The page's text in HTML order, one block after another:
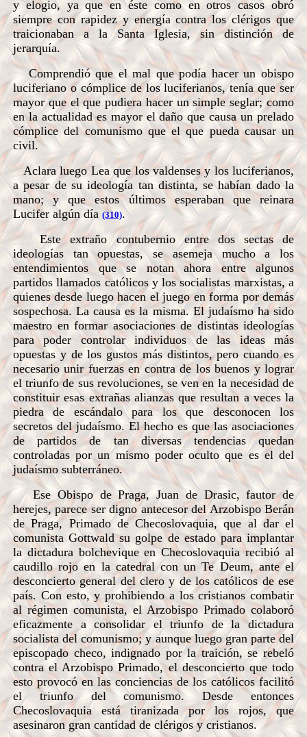
y elogio, ya que en éste como en otros casos obró
siempre con rapidez y energía contra los clérigos que
traicionaban a la Santa Iglesia, sin distinción de
jerarquía.
Comprendió que el mal que podía hacer un obispo
luciferiano o cómplice de los luciferianos, tenía que ser
mayor que el que pudiera hacer un simple seglar; como
en la actualidad es mayor el daño que causa un prelado
cómplice del comunismo que el que pueda causar un
civil.
Aclara luego Lea que los valdenses y los luciferianos,
a pesar de su ideología tan distinta, se habían dado la
mano; y que estos últimos esperaban que reinara
Lucifer algún día (310).
Este extraño contubernio entre dos sectas de
ideologías tan opuestas, se asemeja mucho a los
entendimientos que se notan ahora entre algunos
partidos llamados católicos y los socialistas marxistas, a
quienes desde luego hacen el juego en forma por demás
sospechosa. La causa es la misma. El judaísmo ha sido
maestro en formar asociaciones de distintas ideologías
para poder controlar individuos de las ideas más
opuestas y de los gustos más distintos, pero cuando es
necesario unir fuerzas en contra de los buenos y lograr
el triunfo de sus revoluciones, se ven en la necesidad de
constituir esas extrañas alianzas que resultan a veces la
piedra de escándalo para los que desconocen los
secretos del judaísmo. El hecho es que las asociaciones
de partidos de tan diversas tendencias quedan
controladas por un mismo poder oculto que es el del
judaísmo subterráneo.
Ese Obispo de Praga, Juan de Drasic, fautor de
herejes, parece ser digno antecesor del Arzobispo Berán
de Praga, Primado de Checoslovaquia, que al dar el
comunista Gottwald su golpe de estado para implantar
la dictadura bolchevique en Checoslovaquia recibió al
caudillo rojo en la catedral con un Te Deum, ante el
desconcierto general del clero y de los católicos de ese
país. Con esto, y prohibiendo a los cristianos combatir
al régimen comunista, el Arzobispo Primado colaboró
eficazmente a consolidar el triunfo de la dictadura
socialista del comunismo; y aunque luego gran parte del
episcopado checo, indignado por la traición, se rebeló
contra el Arzobispo Primado, el desconcierto que todo
esto provocó en las conciencias de los católicos facilitó
el triunfo del comunismo. Desde entonces
Checoslovaquia está tiranizada por los rojos, que
asesinaron gran cantidad de clérigos y cristianos.